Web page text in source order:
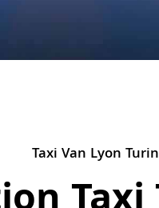
Taxi Van Lyon Turin